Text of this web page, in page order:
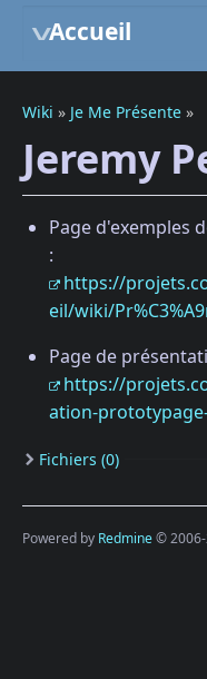
Accueil
Wiki » Je Me Présente »
Jeremy
Page d'exemples
:
https://
eil/wiki/
Page de
https://
ation-
Fichiers (0)
Powered by Redmine© 2006-